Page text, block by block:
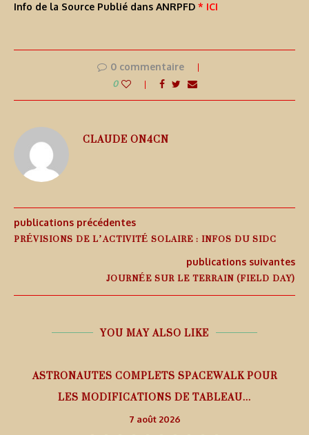
Info de la Source Publié dans ANRPFD * ICI
0 commentaire
0
CLAUDE ON4CN
publications précédentes
PRÉVISIONS DE L’ACTIVITÉ SOLAIRE : INFOS DU SIDC
publications suivantes
JOURNÉE SUR LE TERRAIN (FIELD DAY)
YOU MAY ALSO LIKE
ASTRONAUTES COMPLETS SPACEWALK POUR
LES MODIFICATIONS DE TABLEAU...
7 août 2026